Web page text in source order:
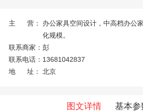
主 营：
办公家具空间设计，中高档办公
化规模。
联系商家： 彭
联系电话： 13681042837
地 址：
北京
图文详情 基本参